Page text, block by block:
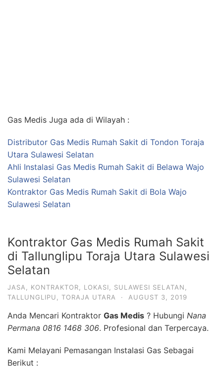
Gas Medis Juga ada di Wilayah :
Distributor Gas Medis Rumah Sakit di Tondon Toraja
Utara Sulawesi Selatan
Ahli Instalasi Gas Medis Rumah Sakit di Belawa Wajo
Sulawesi Selatan
Kontraktor Gas Medis Rumah Sakit di Bola Wajo
Sulawesi Selatan
Kontraktor Gas Medis Rumah Sakit
di Tallunglipu Toraja Utara Sulawesi
Selatan
JASA KONTRAKTOR LOKASI SULAWESI SELATAN
TALLUNGLIPU
TORAJA UTARA · AUGUST 3, 2019
Anda Mencari Kontraktor Gas Medis ? Hubungi Nana
Permana 0816 1468 306. Profesional dan Terpercaya.
Kami Melayani Pemasangan Instalasi Gas Sebagai
Berikut :